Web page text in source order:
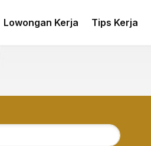
Lowongan Kerja Tips Kerja